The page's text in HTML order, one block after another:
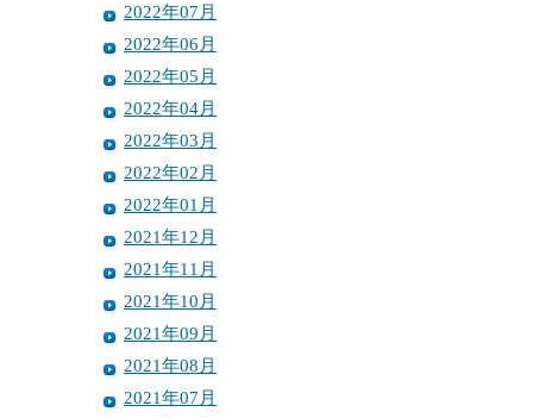
2022年07月
2022年06月
2022年05月
2022年04月
2022年03月
2022年02月
2022年01月
2021年12月
2021年11月
2021年10月
2021年09月
2021年08月
2021年07月